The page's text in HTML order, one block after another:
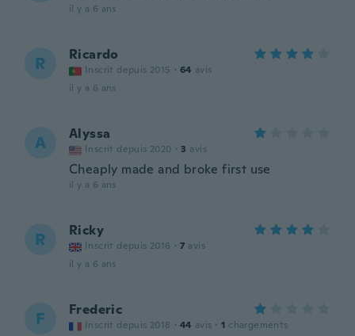
il y a 6 ans
R Ricardo
Inscrit depuis 2015 · 64 avis
il y a 6 ans
A Alyssa
Inscrit depuis 2020 · 3 avis
Cheaply made and broke first use
il y a 6 ans
R Ricky
Inscrit depuis 2016 · 7 avis
il y a 6 ans
F Frederic
Inscrit depuis 2018 · 44 avis · 1 chargements